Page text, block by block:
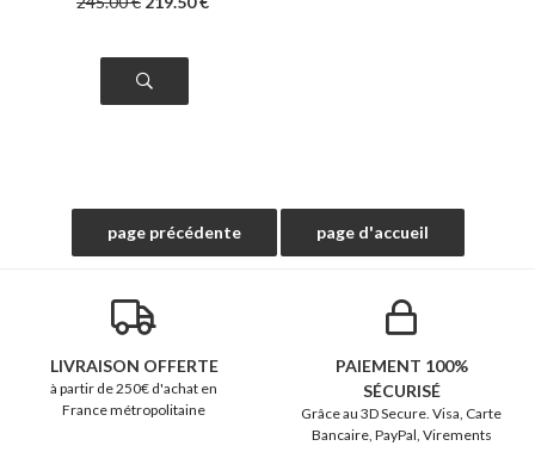
LIVRAISON OFFERTE
à partir de 250€ d'achat en
France métropolitaine
PAIEMENT 100%
SÉCURISÉ
Grâce au 3D Secure. Visa, Carte
Bancaire, PayPal, Virements